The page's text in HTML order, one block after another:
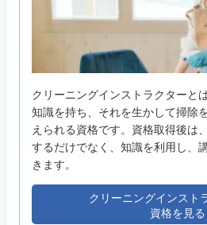
クリーニングインストラクターと
知識を持ち、それを生かして掃除
えられる資格です。資格取得後は
するだけでなく、知識を利用し、
きます。
クリーニングインスト
資格を見る